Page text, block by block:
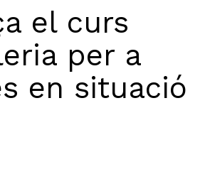
el curs
per a
en situació